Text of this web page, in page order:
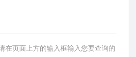
在页面上方的输入框输入您要查询的